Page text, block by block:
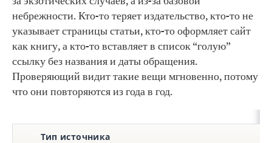
небрежности. Кто-то теряет издательство, кто-то не
указывает страницы статьи, кто-то оформляет сайт
как книгу, а кто-то вставляет в список “голую”
ссылку без названия и даты обращения.
Проверяющий видит такие вещи мгновенно, потому
что они повторяются из года в год.
Тип источника